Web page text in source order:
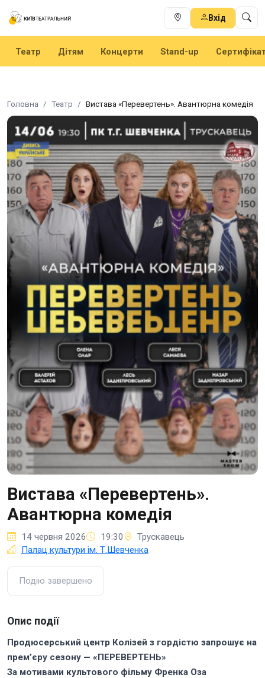
Вхід
Театр Дітям Концерти Stand-up
Головна Театр Вистава «Перевертень». Авантюрна комедія
Вистава «Перевертень».
Авантюрна комедія
14 червня 2026 19:30
Трускавець
Палац культури ім. Т.Шевченка
Подію завершено
Опис події
Продюсерський центр Колізей з гордістю запрошує на
прем’єру сезону — «ПЕРЕВЕРТЕНЬ»
За мотивами культового фільму Френка Оза